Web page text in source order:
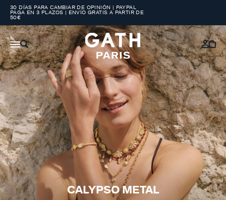
30 DÍAS PARA CAMBIAR DE OPINIÓN | PAYPAL
PAGA EN 3 PLAZOS | ENVÍO GRATIS A PARTIR DE
50€
CALYPSO METAL